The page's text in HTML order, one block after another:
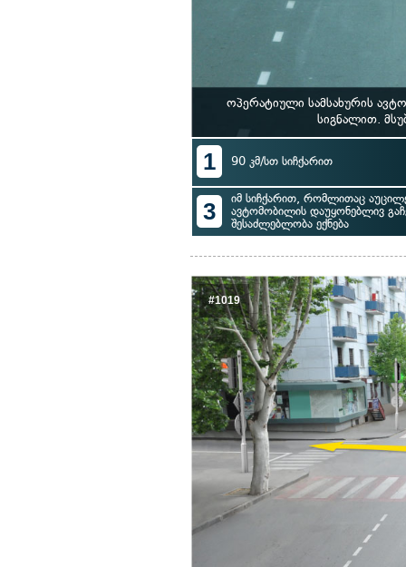
ოპერატიული სამსახურის
სიგნალით.
1 90 კმ/სთ სიჩქარით
3
იმ სიჩქარით, რომლითაც
ავტომობილის დაუყონებლივ
შესაძლებლობა ექნება
#1019